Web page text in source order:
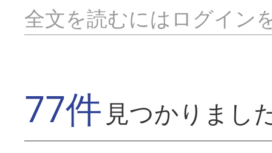
全文を読むにはログイン
77件 見つかりまし